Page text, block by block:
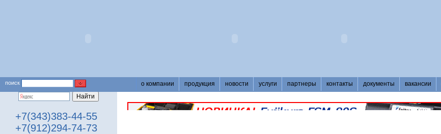
поиск о компании продукция новости услуги партнеры контакты документы вакансии
+7(343)383-44-55
+7(912)294-74-73